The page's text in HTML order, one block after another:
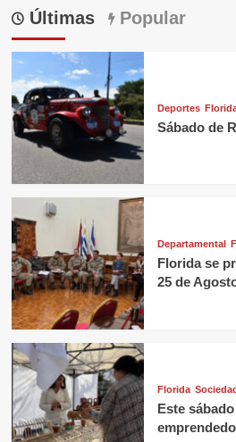
Últimas Popular
Deportes
Sábado de
Departamental
Florida se
25 de
Florida Sociedad
Este